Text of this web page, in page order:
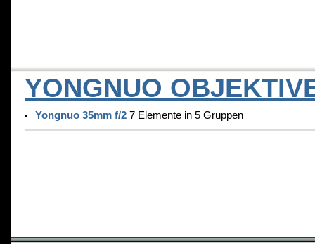
YONGNUO
Yongnuo 35mm f/2 7 Elemente in 5 Gruppen